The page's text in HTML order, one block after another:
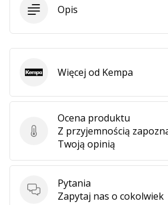
Opis
Ocena produktu
Ocena produktu
Z przyjemnością
Twoją opinią
Pytania
Pytania
Zapytaj nas o cokolwiek
KempaWięcej od Kempa